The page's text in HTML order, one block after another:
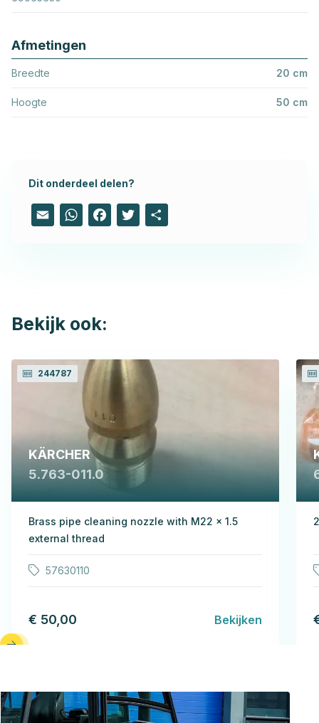
Afmetingen
Breedte 20 cm
Hoogte 50 cm
Dit onderdeel delen?
Email WhatsAppFacebook
Twitter
Bekijk ook:
244787
KÄRCHER
5.763-011.0
Brass pipe cleaning nozzle with M22 x 1.5
external thread
57630110
€ 50,00 Bekijken